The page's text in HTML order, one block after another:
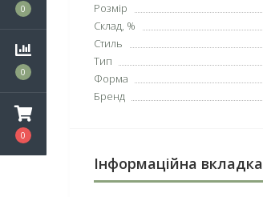
0
0
0
Розмір
Склад, %
Стиль
Тип
Форма
Бренд
Інформаційна вкладка